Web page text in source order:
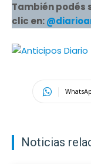
También podés
clic en:
Noticias